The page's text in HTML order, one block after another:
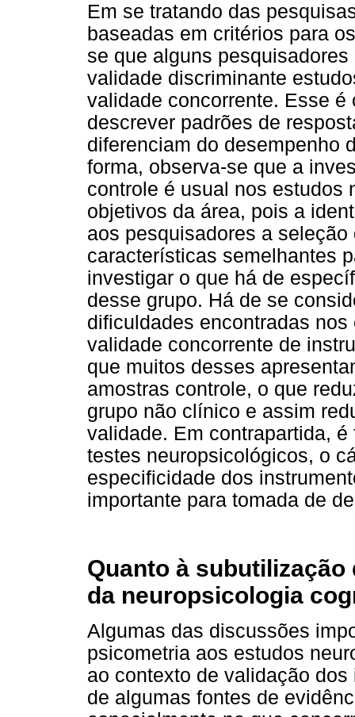
Em se tratando das
baseadas em critérios para
se que alguns
validade discriminante
validade concorrente. Esse
descrever padrões de
diferenciam do desempenho
forma, observa-se que a
controle é usual nos estudos
objetivos da área, pois a
aos pesquisadores a
características semelhantes
investigar­ o que há de
desse grupo. Há de se
dificuldades encontradas
validade concorrente de
que muitos desses
amostras controle, o que
grupo não clínico e assim
validade. Em contrapartida,
testes neuropsicológicos, o
especificidade dos
importante para tomada de
Quanto à
da neuropsicologia
Algumas das discussões
psicometria aos estudos
ao contexto de validação
de algumas fontes de